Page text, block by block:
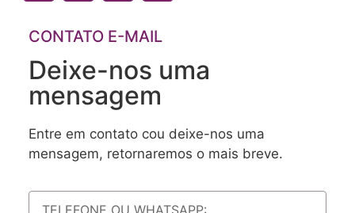
CONTATO E-MAIL
Deixe-nos uma
mensagem
Entre em contato cou deixe-nos uma
mensagem, retornaremos o mais breve.